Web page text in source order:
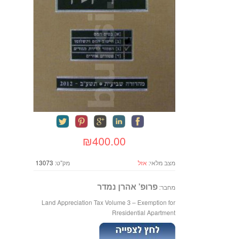
₪400.00
מק"ט:13073 מצב מלאי:אזל
מחבר:פרופ’ אהרן נמדר
Land Appreciation Tax Volume 3 – Exemption for
Rresidential Apartment